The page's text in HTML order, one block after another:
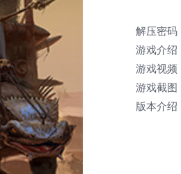
解压密码
游戏介绍
游戏视频
游戏截图
版本介绍